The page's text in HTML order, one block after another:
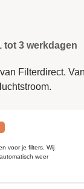
tot 3 werkdagen
Filterdirect.
voor je filters. Wij
weer